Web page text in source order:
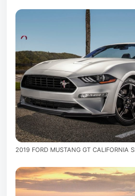
2019 FORD MUSTANG GT CALIFORNIA